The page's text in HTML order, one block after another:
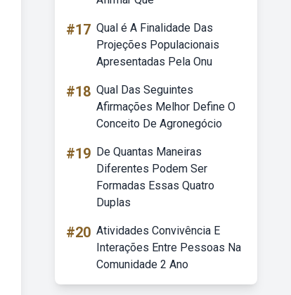
#17 Qual é A Finalidade Das
Projeções Populacionais
Apresentadas Pela Onu
#18 Qual Das Seguintes
Afirmações Melhor Define O
Conceito De Agronegócio
#19 De Quantas Maneiras
Diferentes Podem Ser
Formadas Essas Quatro
Duplas
#20 Atividades Convivência E
Interações Entre Pessoas Na
Comunidade 2 Ano